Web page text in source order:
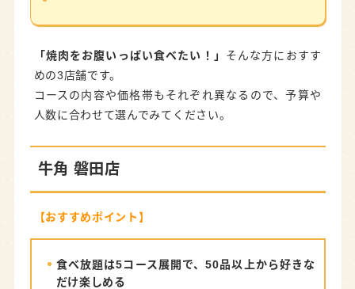
ヘルシーに楽しむ！しゃぶしゃぶ食べ放題2選
しゃぶ葉 磐田富士見台店
和食さと 磐田見付店
女子会・デートにも！ランチビュッフェ2選
キャナリィ・ロウ 磐田店
La Luce 磐田
宴会・飲み会に使える！食べ飲み放題2選
にぱち 磐田駅前店
台湾料理九龍閣
「焼肉をお腹いっぱい食べたい！」 そんな方におすす
めの3店舗です。
コースの内容や価格帯もそれぞれ異なるので、予算や
人数に合わせて選んでみてください。
牛角 磐田店
【おすすめポイント】
食べ放題は5コース展開で、50品以上から好きな
だけ楽しめる